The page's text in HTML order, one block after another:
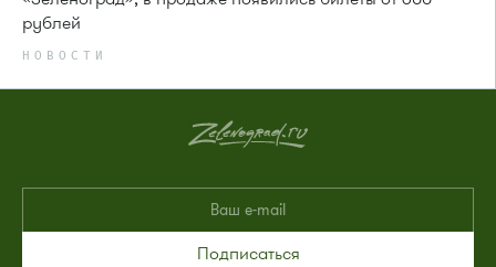
рублей
НОВОСТИ
Подписаться